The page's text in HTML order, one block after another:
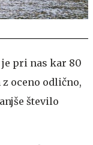
pri nas kar 80
oceno odlično,
število